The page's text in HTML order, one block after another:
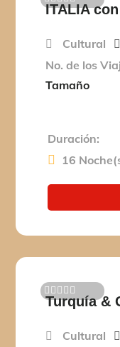
05
ITALIA
Cultural
No. de los
Tamaño
Duración:
16
05
Turquía &
Cultural